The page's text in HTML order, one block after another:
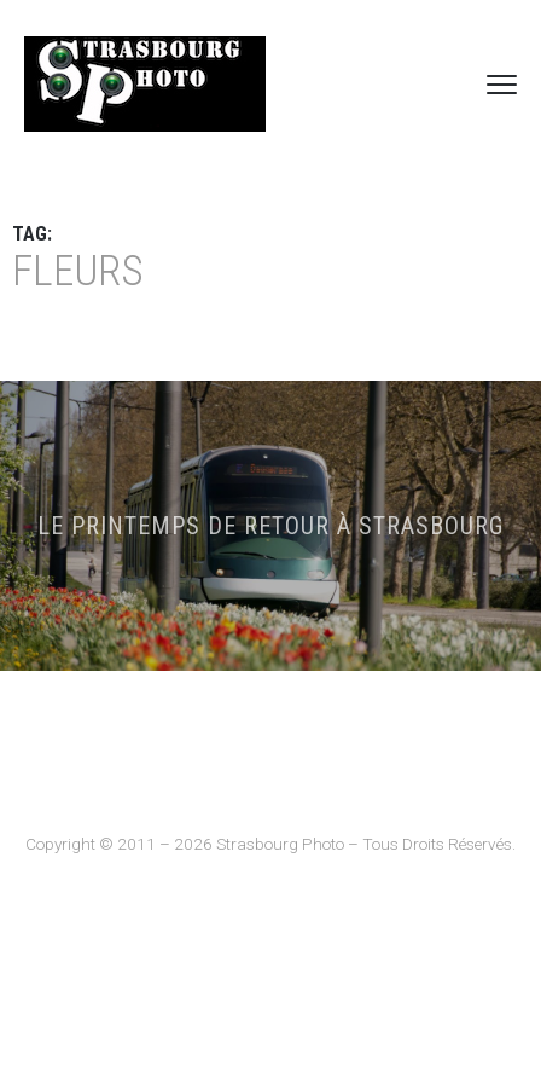
TAG:
FLEURS
LE PRINTEMPS DE RETOUR À STRASBOURG
Copyright © 2011 – 2026 Strasbourg Photo – Tous Droits Réservés.